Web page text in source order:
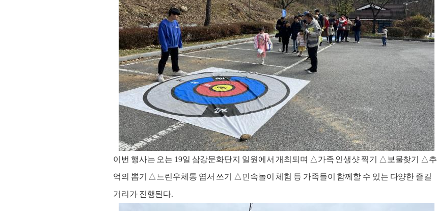
이번 행사는 오는 19일 삼강문화단지 일원에서 개최되며 △가족 인생샷 찍기 △보물찾기 △추
억의 뽑기 △느린우체통 엽서 쓰기 △민속놀이 체험 등 가족들이 함께할 수 있는 다양한 즐길
거리가 진행된다.